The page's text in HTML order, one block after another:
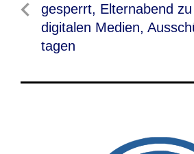
Beitrag
gesperrt, Elternabend zu
digitalen Medien,
tagen